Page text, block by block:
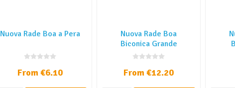
Nuova Rade Boa a Pera
From €6.10
Nuova Rade Boa
Biconica Grande
From €12.20